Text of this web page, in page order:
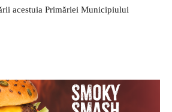
acestuia Primăriei Municipiului